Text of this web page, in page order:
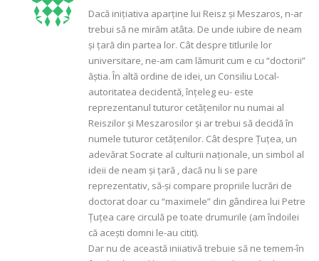
Dacă iniţiativa aparţine lui Reisz şi Meszaros, n-ar
trebui să ne mirăm atâta. De unde iubire de neam
şi ţară din partea lor. Cât despre titlurile lor
universitare, ne-am cam lămurit cum e cu “doctorii”
ăştia. În altă ordine de idei, un Consiliu Local-
autoritatea decidentă, înţeleg eu- este
reprezentanul tuturor cetăţenilor nu numai al
Reiszilor şi Meszarosilor şi ar trebui să decidă în
numele tuturor cetăţenilor. Cât despre Ţuţea, un
adevărat Socrate al culturii naţionale, un simbol al
ideii de neam şi ţară , dacă nu li se pare
reprezentativ, să-şi compare propriile lucrări de
doctorat doar cu “maximele” din gândirea lui Petre
Ţuţea care circulă pe toate drumurile (am îndoilei
că aceşti domni le-au citit).
Dar nu de această iniiativă trebuie să ne temem-în